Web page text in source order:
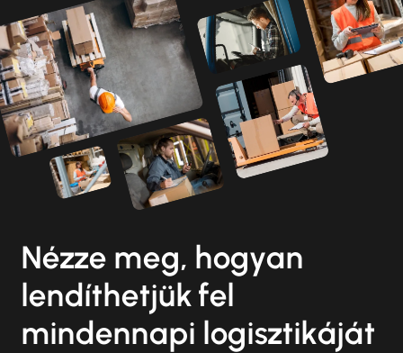
Nézze meg, hogyan
lendíthetjük fel
mindennapi logisztikáját